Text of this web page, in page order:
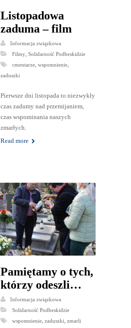
Listopadowa
zaduma – film
Informacja związkowa
Filmy, Solidarność Podbeskidzie
cmentarze, wspomnienie,
zaduszki
Pierwsze dni listopada to niezwykły
czas zadumy nad przemijaniem,
czas wspominania naszych
zmarłych.
Read more
Pamiętamy o tych,
którzy odeszli…
Informacja związkowa
Solidarność Podbeskidzie
wspomnienie, zaduszki, zmarli